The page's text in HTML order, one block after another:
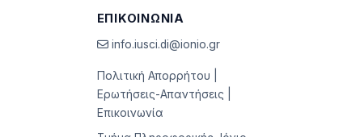
ΕΠΙΚΟΙΝΩΝΊΑ
info.iusci.di@ionio.gr
Πολιτική Απορρήτου
Ερωτήσεις-Απαντήσεις
Επικοινωνία